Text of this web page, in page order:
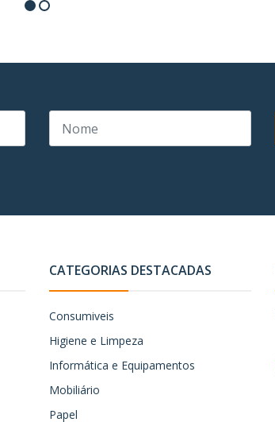
CATEGORIAS DESTACADAS
Consumiveis
Higiene e Limpeza
Informática e Equipamentos
Mobiliário
Papel